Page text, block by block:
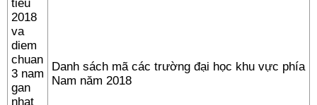
Danh sách mã các trường đại học khu vực phía
Nam năm 2018